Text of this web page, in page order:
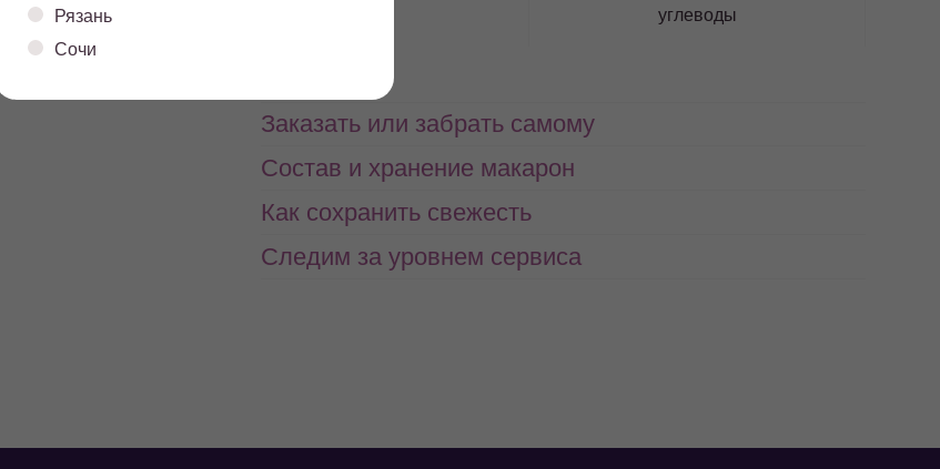
белки
углеводы
Заказать или забрать самому
Состав и хранение макарон
Как сохранить свежесть
Следим за уровнем сервиса
Рязань
Сочи